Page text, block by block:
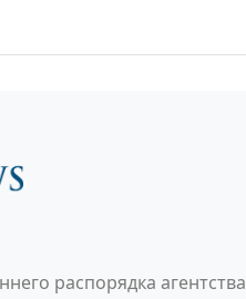
распорядка агентства